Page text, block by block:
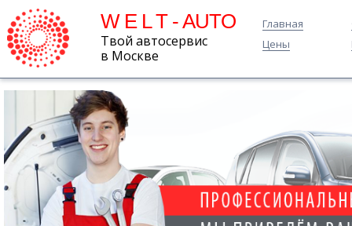
W E L T - AUTO
Твой автосервис
в Москве
Главная
Цены